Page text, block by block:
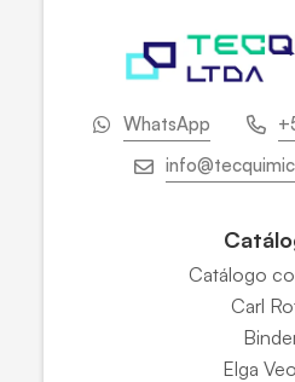
WhatsApp
Catálogo
Carl
Elga